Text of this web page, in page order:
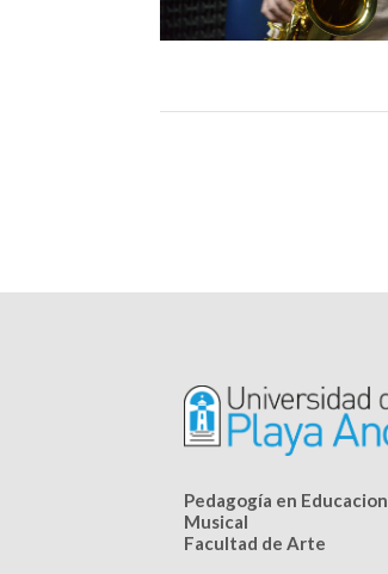
Pedagogía en Educacion
Musical
Facultad de Arte